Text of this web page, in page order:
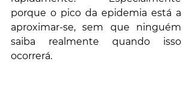
porque o pico da epidemia está a
aproximar-se, sem que ninguém
saiba realmente quando isso
ocorrerá.